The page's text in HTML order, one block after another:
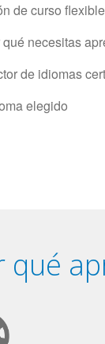
de curso
necesitas
de idiomas
elegido
qué